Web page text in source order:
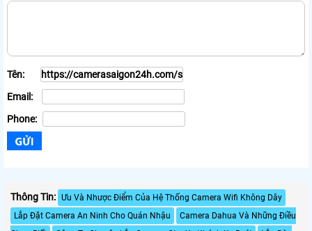
Tên:
Email:
Phone:
Thông Tin: Ưu Và Nhược Điểm Của Hệ Thống Camera Wifi Không Dây
Lắp Đặt Camera An Ninh Cho Quán Nhậu
Camera Dahua Và Những Điều